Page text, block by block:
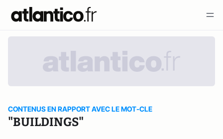
CONTENUS EN RAPPORT AVEC LE MOT-CLE
"BUILDINGS"